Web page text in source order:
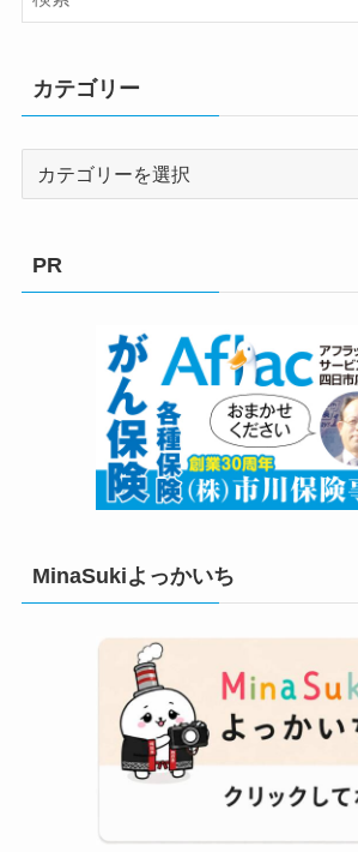
カテゴリー
PR
MinaSukiよっかいち